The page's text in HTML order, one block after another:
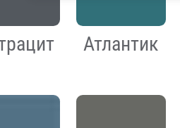
Атлантик